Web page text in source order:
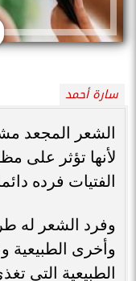
سارة أحمد
الشعر المجعد
لأنها تؤثر على
الفتيات فرده
وفرد الشعر له
وأخرى الطبيعية
الطبيعية التى